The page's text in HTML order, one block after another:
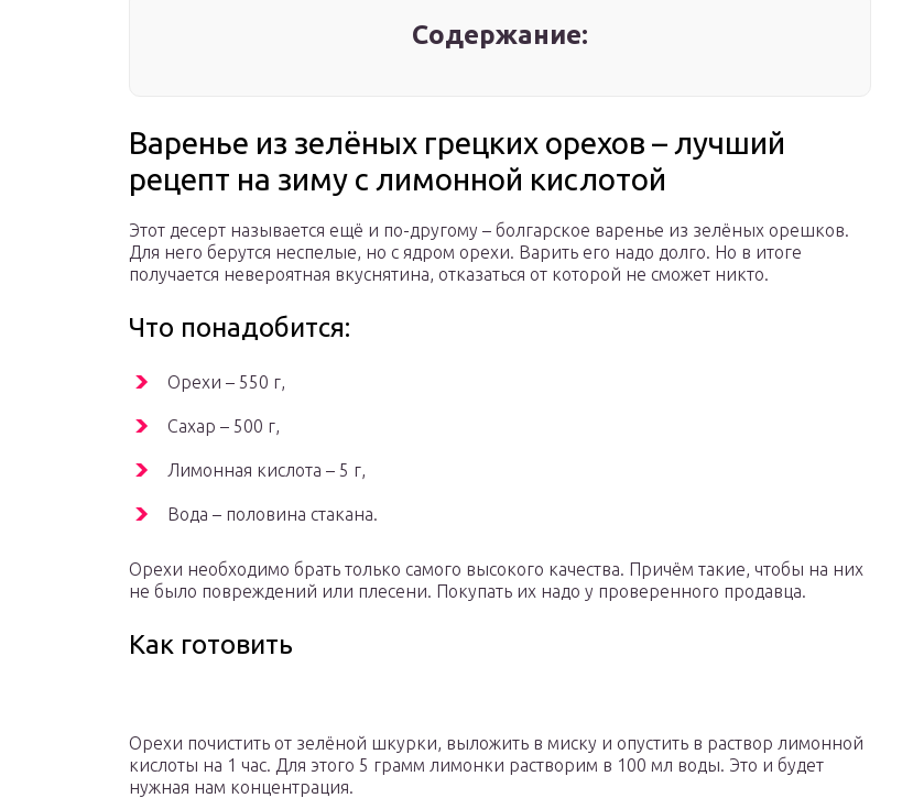
Содержание:
Варенье из зелёных грецких орехов – лучший
рецепт на зиму с лимонной кислотой
Этот десерт называется ещё и по-другому – болгарское варенье из зелёных орешков.
Для него берутся неспелые, но с ядром орехи. Варить его надо долго. Но в итоге
получается невероятная вкуснятина, отказаться от которой не сможет никто.
Что понадобится:
Орехи – 550 г,
Сахар – 500 г,
Лимонная кислота – 5 г,
Вода – половина стакана.
Орехи необходимо брать только самого высокого качества. Причём такие, чтобы на них
не было повреждений или плесени. Покупать их надо у проверенного продавца.
Как готовить
Орехи почистить от зелёной шкурки, выложить в миску и опустить в раствор лимонной
кислоты на 1 час. Для этого 5 грамм лимонки растворим в 100 мл воды. Это и будет
нужная нам концентрация.